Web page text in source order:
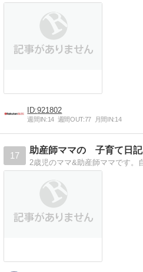
921802
週間IN:14 週間OUT:77 月間IN:14
17
助産師ママの 子育て日記